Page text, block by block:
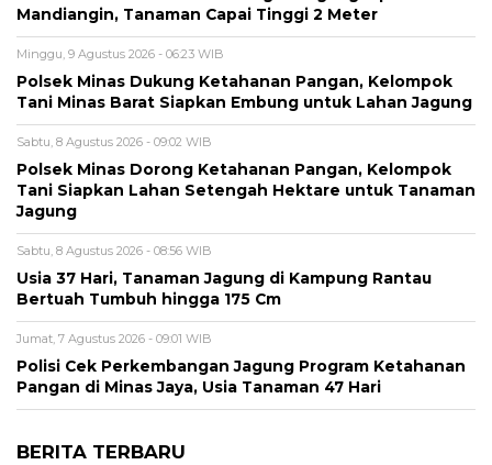
Mandiangin, Tanaman Capai Tinggi 2 Meter
Minggu, 9 Agustus 2026 - 06:23 WIB
Polsek Minas Dukung Ketahanan Pangan, Kelompok
Tani Minas Barat Siapkan Embung untuk Lahan Jagung
Sabtu, 8 Agustus 2026 - 09:02 WIB
Polsek Minas Dorong Ketahanan Pangan, Kelompok
Tani Siapkan Lahan Setengah Hektare untuk Tanaman
Jagung
Sabtu, 8 Agustus 2026 - 08:56 WIB
Usia 37 Hari, Tanaman Jagung di Kampung Rantau
Bertuah Tumbuh hingga 175 Cm
Jumat, 7 Agustus 2026 - 09:01 WIB
Polisi Cek Perkembangan Jagung Program Ketahanan
Pangan di Minas Jaya, Usia Tanaman 47 Hari
BERITA TERBARU